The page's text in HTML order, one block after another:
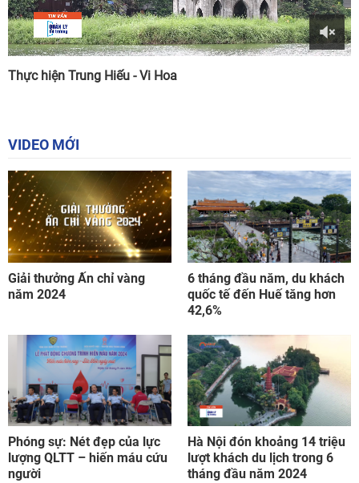
Thực hiện Trung Hiếu - Vi Hoa
VIDEO MỚI
Giải thưởng Ấn chỉ vàng
năm 2024
6 tháng đầu năm, du khách
quốc tế đến Huế tăng hơn
42,6%
Phóng sự: Nét đẹp của lực
lượng QLTT – hiến máu cứu
người
Hà Nội đón khoảng 14 triệu
lượt khách du lịch trong 6
tháng đầu năm 2024